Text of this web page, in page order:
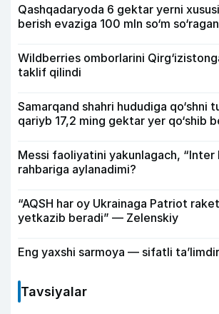
Qashqadaryoda 6 gektar yerni
berish evaziga 100 mln so‘m
Wildberries omborlarini
taklif qilindi
Samarqand shahri hududiga qo‘shni
qariyb 17,2 ming gektar yer qo‘shib
Messi faoliyatini yakunlagach, “Inter
rahbariga aylanadimi?
“AQSH har oy Ukrainaga Patriot
yetkazib beradi” — Zelenskiy
Eng yaxshi sarmoya — sifatli ta’limdir
Tavsiyalar